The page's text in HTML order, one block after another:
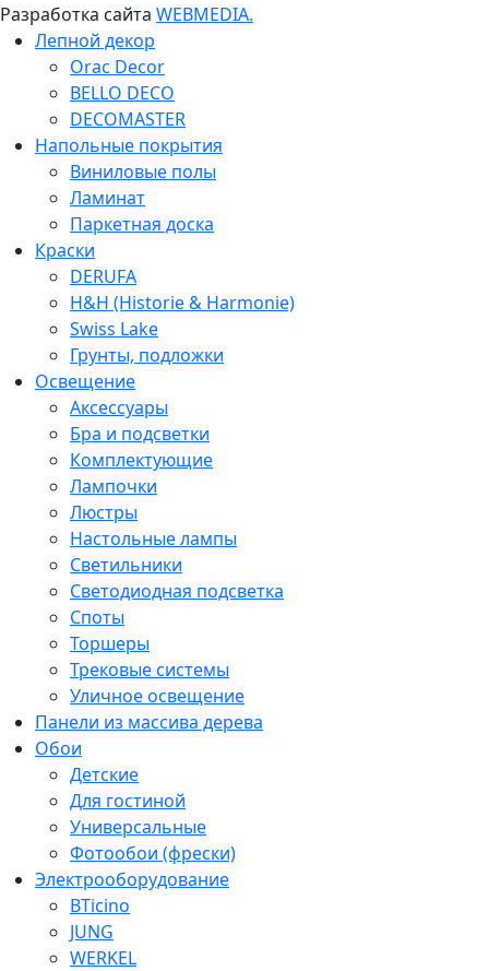
Разработка сайта WEBMEDIA.
Лепной декор
Orac Decor
BELLO DECO
DECOMASTER
Напольные покрытия
Виниловые полы
Ламинат
Паркетная доска
Краски
DERUFA
H&H (Historie & Harmonie)
Swiss Lake
Грунты, подложки
Освещение
Аксессуары
Бра и подсветки
Комплектующие
Лампочки
Люстры
Настольные лампы
Светильники
Светодиодная подсветка
Споты
Торшеры
Трековые системы
Уличное освещение
Панели из массива дерева
Обои
Детские
Для гостиной
Универсальные
Фотообои (фрески)
Электрооборудование
BTicino
JUNG
WERKEL